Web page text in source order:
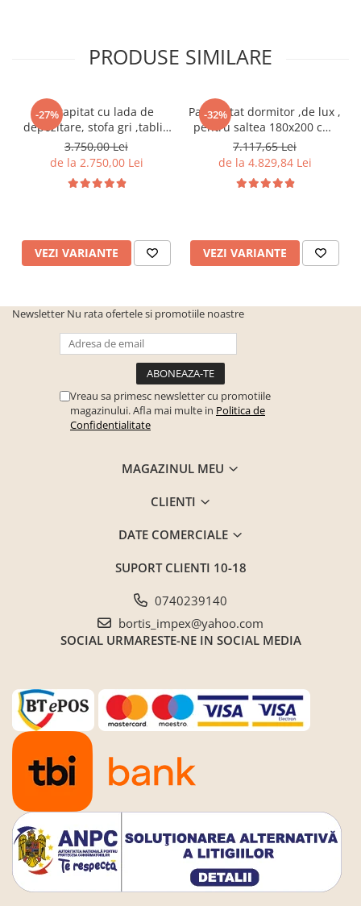
Caracteristici cheie
Design exclusivist tapitat piele ecologica
Culoare
Gri inchis
DETALII MATERIAL
Material
Lemn PAL
Material tapiterie
Inaltime tablie mare
74 cm
Compatibilitate saltea (cm)
160 x 200
PRODUSE SIMILARE
-27%
Pat tapitat cu lada de
depozitare, stofa gri ,tablie
nasturi matlasata,Bortis
Impex
3.750,00 Lei
de la 2.750,00 Lei
VEZI VARIANTE
-32%
Pat tapitat dormitor ,de lux ,
pentru saltea 180x200 cm,
stofa gri,cu sertare si
suport saltea inclus
7.117,65 Lei
de la 4.829,84 Lei
VEZI VARIANTE
Newsletter Nu rata ofertele si promotiile noastre
Vreau sa primesc newsletter cu promotiile
magazinului. Afla mai multe in Politica de
Confidentialitate
MAGAZINUL MEU
CLIENTI
DATE COMERCIALE
SUPORT CLIENTI 10-18
0740239140
bortis_impex@yahoo.com
SOCIAL URMARESTE-NE IN SOCIAL MEDIA